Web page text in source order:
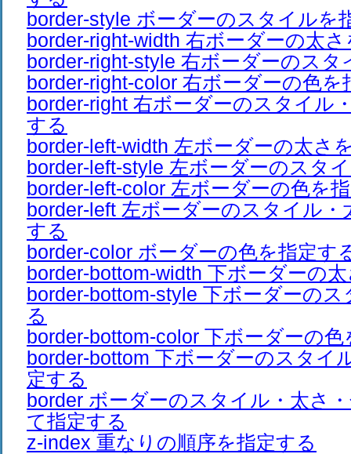
border-style ボーダーのスタイルを
border-right-width 右ボーダーの太
border-right-style 右ボーダーのスタ
border-right-color 右ボーダーの色を
border-right 右ボーダーのスタイル
する
border-left-width 左ボーダーの太さ
border-left-style 左ボーダーのスタ
border-left-color 左ボーダーの色を
border-left 左ボーダーのスタイル・
する
border-color ボーダーの色を指定す
border-bottom-width 下ボーダーの
border-bottom-style 下ボーダーの
る
border-bottom-color 下ボーダーの
border-bottom 下ボーダーのスタイ
定する
border ボーダーのスタイル・太さ
て指定する
z-index 重なりの順序を指定する